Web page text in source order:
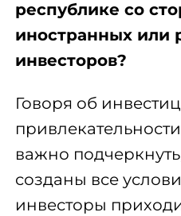
республике со
иностранных или
инвесторов?
Говоря об
важно
созданы все
инвесторы